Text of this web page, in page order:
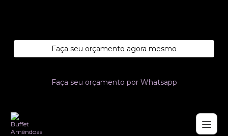
Faça seu orçamento agora mesmo
Faça seu orçamento por Whatsapp